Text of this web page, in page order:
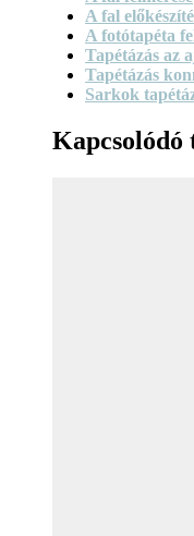
A fal
A fotótapéta
Tapétázás az
Tapétázás
Sarkok
Kapcsolódó